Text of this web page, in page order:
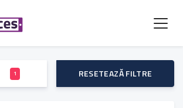
1 RESETEAZĂ FILTRE